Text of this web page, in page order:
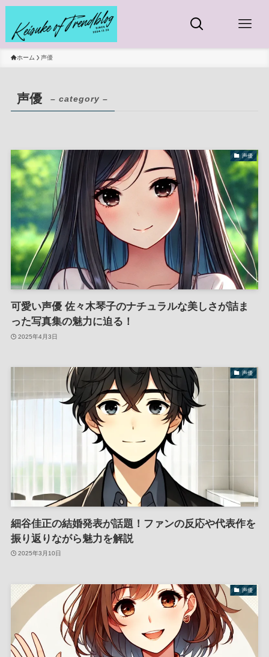
ホーム 声優
声優 – category –
声優
可愛い声優 佐々木琴子のナチュラルな美しさが詰ま
った写真集の魅力に迫る！
2025年4月3日
声優
細谷佳正の結婚発表が話題！ファンの反応や代表作を
振り返りながら魅力を解説
2025年3月10日
声優